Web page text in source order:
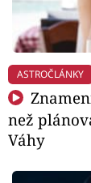
ASTROČLÁNKY
než
Váhy